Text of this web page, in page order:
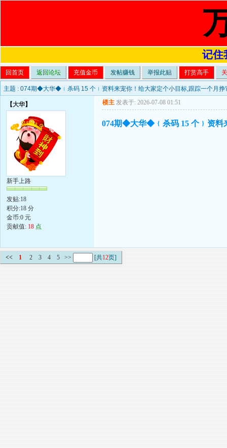
记住
回首页 返回论坛 充值金币 发帖赚钱 举报此贴 打赏高手
主题 : 074期◆大华◆﹛杀码 15 个﹜资料来宠你！给大家定个小目标,跟踪一个月挣
【大华】
新手上路
发贴:18
积分:18 分
金币:0 元
贡献值: 18 点
楼主 发表于: 2026-07-08 01:51
074期◆大华◆﹛杀码 15 个﹜资料
<< 1 2 3 4 5 >> [共12页]